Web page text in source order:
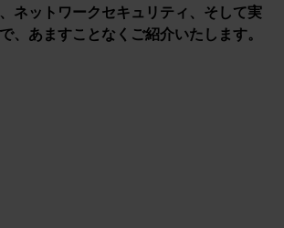
ネットワークセキュリティ、そして実
、あますことなくご紹介いたします。